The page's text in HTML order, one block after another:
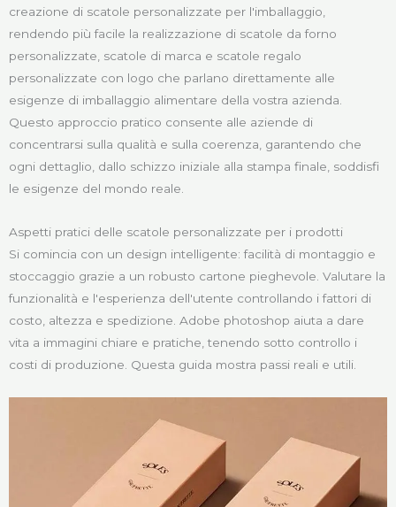
creazione di scatole personalizzate per l'imballaggio,
rendendo più facile la realizzazione di scatole da forno
personalizzate, scatole di marca e scatole regalo
personalizzate con logo che parlano direttamente alle
esigenze di imballaggio alimentare della vostra azienda.
Questo approccio pratico consente alle aziende di
concentrarsi sulla qualità e sulla coerenza, garantendo che
ogni dettaglio, dallo schizzo iniziale alla stampa finale, soddisfi
le esigenze del mondo reale.
Aspetti pratici delle scatole personalizzate per i prodotti
Si comincia con un design intelligente: facilità di montaggio e
stoccaggio grazie a un robusto cartone pieghevole. Valutare la
funzionalità e l'esperienza dell'utente controllando i fattori di
costo, altezza e spedizione. Adobe photoshop aiuta a dare
vita a immagini chiare e pratiche, tenendo sotto controllo i
costi di produzione. Questa guida mostra passi reali e utili.